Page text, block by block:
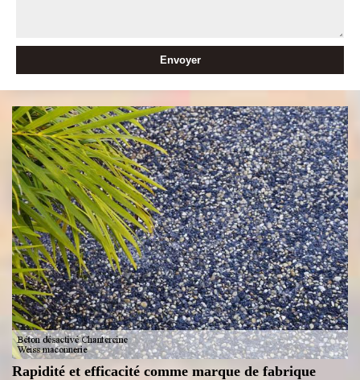
Rapidité et efficacité comme marque de fabrique